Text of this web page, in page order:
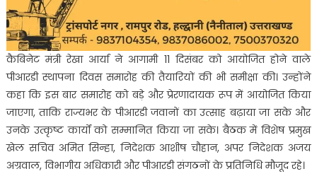
कैबिनेट मंत्री रेखा आर्या ने आगामी 11 दिसंबर को आयोजित होने वाले
पीआरडी स्थापना दिवस समारोह की तैयारियों की भी समीक्षा की। उन्होंने
कहा कि इस बार समारोह को बड़े और प्रेरणादायक रूप में आयोजित किया
जाएगा, ताकि राज्यभर के पीआरडी जवानों का उत्साह बढ़ाया जा सके और
उनके उत्कृष्ट कार्यों को सम्मानित किया जा सके। बैठक में विशेष प्रमुख
खेल सचिव अमित सिन्हा, निदेशक आशीष चौहान, अपर निदेशक अजय
अग्रवाल, विभागीय अधिकारी और पीआरडी संगठनों के प्रतिनिधि मौजूद रहे।